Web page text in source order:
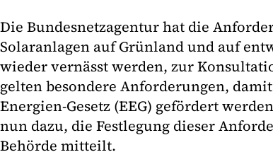
Die Bundesnetzagentur hat die
Solaranlagen auf Grünland und auf
wieder vernässt werden, zur
gelten besondere Anforderungen,
Energien-Gesetz (EEG) gefördert
nun dazu, die Festlegung dieser
Behörde mitteilt.